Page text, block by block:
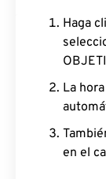
Haga
La
en el